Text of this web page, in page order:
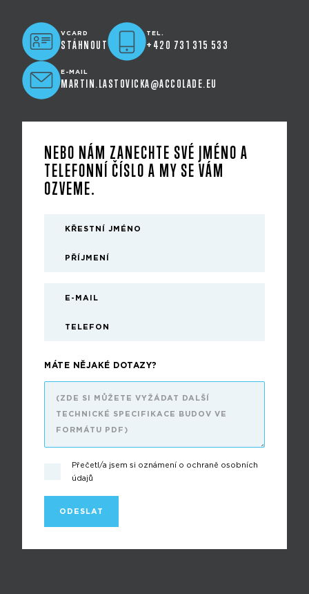
VCARD
STÁHNOUT
TEL.
+420 731 315 533
E-MAIL
MARTIN.LASTOVICKA@ACCOLADE.EU
NEBO NÁM ZANECHTE SVÉ JMÉNO A
TELEFONNÍ ČÍSLO A MY SE VÁM
OZVEME.
MÁTE NĚJAKÉ DOTAZY?
Přečetl/a jsem si oznámení o ochraně osobních
údajů